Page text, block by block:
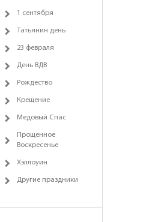
1 сентября
Татьянин день
23 февраля
День ВДВ
Рождество
Крещение
Медовый Спас
Прощенное
Воскресенье
Хэллоуин
Другие праздники